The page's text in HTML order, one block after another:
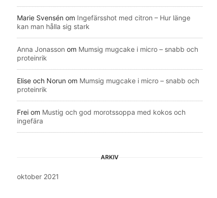
Marie Svensén om Ingefärsshot med citron – Hur länge
kan man hålla sig stark
Anna Jonasson om Mumsig mugcake i micro – snabb och
proteinrik
Elise och Norun om Mumsig mugcake i micro – snabb och
proteinrik
Frei om Mustig och god morotssoppa med kokos och
ingefära
ARKIV
oktober 2021